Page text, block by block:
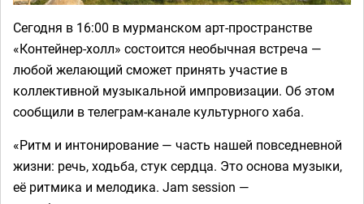
Сегодня в 16:00 в мурманском арт-пространстве
«Контейнер-холл» состоится необычная встреча —
любой желающий сможет принять участие в
коллективной музыкальной импровизации. Об этом
сообщили в телеграм-канале культурного хаба.
«Ритм и интонирование — часть нашей повседневной
жизни: речь, ходьба, стук сердца. Это основа музыки,
её ритмика и мелодика. Jam session —